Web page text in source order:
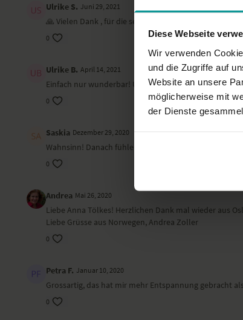
Diese Webseite
Wir verwenden
und die Zugriffe auf
Website an unsere
möglicherweise mit
der Dienste
Ulrike S. Juni 29, 2021
🙏 Vielen Dank , für die sehr gute Anleitung
0
Ulrike B. April 14, 2021
Einfach nur wunderbar! Ulrike
0
Saskia Dezember 29, 2020
Wahnsinn! Danach fühle ich mich innerlich viel
0
Andrea Mai 26, 2020
Liebe Anna Tölkes! Herzlichen Dank mal wieder aus
Liebe Grüsse aus Norwegen, Andrea Zoller
0
Petra F. Januar 10, 2020
Grossartig, das hat mir mehr Entspannung gebracht
0